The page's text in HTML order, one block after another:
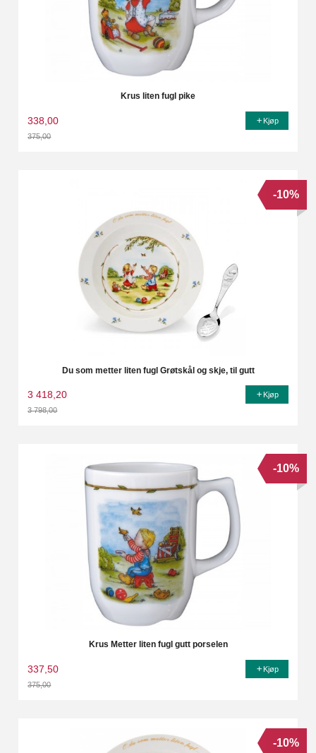
Krus liten fugl pike
338,00
375,00
Kjøp
Du som metter liten fugl Grøtskål og skje, til gutt
3 418,20
3 798,00
-10%
Kjøp
Krus Metter liten fugl gutt porselen
337,50
375,00
-10%
Kjøp
-10%